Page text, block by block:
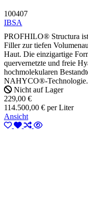
100407
IBSA
PROFHILO® Structura
Filler zur tiefen
Haut. Die einzigartige
quervernetzte und freie
hochmolekularen
NAHYCO®-Technologie.
Nicht auf Lager
229,00 €
114.500,00 € per Liter
Ansicht